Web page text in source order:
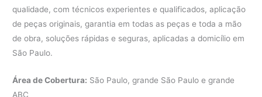
qualidade, com técnicos experientes e qualificados, aplicação
de peças originais, garantia em todas as peças e toda a mão
de obra, soluções rápidas e seguras, aplicadas a domicílio em
São Paulo.
Área de Cobertura: São Paulo, grande São Paulo e grande
ABC